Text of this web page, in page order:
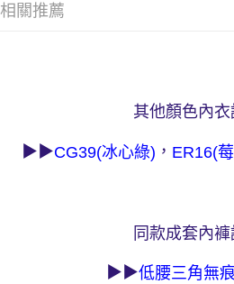
件
相關推薦
其他顏色內
▶▶CG39(冰心綠) ， ER16(
同款成套內
▶▶低腰三角無痕